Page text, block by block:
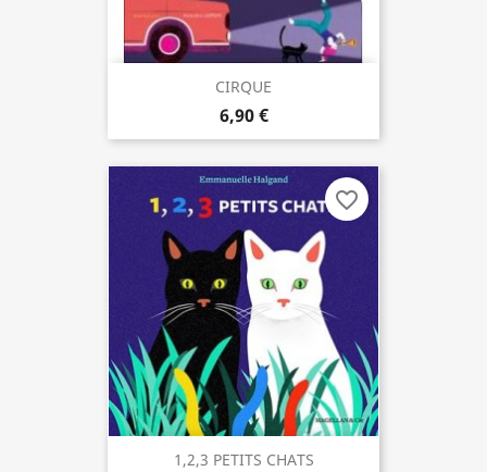
CIRQUE
6,90 €
1,2,3 PETITS CHATS
favorite_border